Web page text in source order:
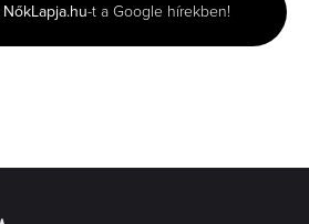
NőkLapja.hu-t a Google hírekben!